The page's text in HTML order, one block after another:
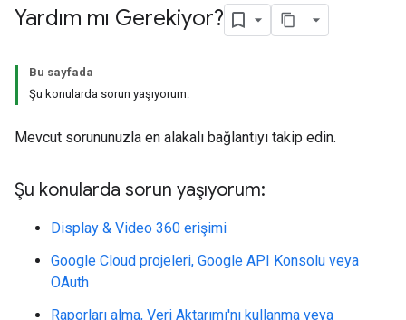
Yardım mı Gerekiyor?
Bu sayfada
Şu konularda sorun yaşıyorum:
Mevcut sorununuzla en alakalı bağlantıyı takip edin.
Şu konularda sorun yaşıyorum:
Display & Video 360 erişimi
Google Cloud projeleri, Google API Konsolu veya
OAuth
Raporları alma, Veri Aktarımı'nı kullanma veya